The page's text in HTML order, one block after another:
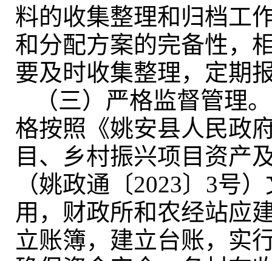
料的收集整理和归档工
和分配方案的完备性，
要及时收集整理，定期
（三）严格监督管理。
格按照《姚安县人民政
目、乡村振兴项目资产
（姚政通〔2023〕3号
用 ， 财政所和农经站应
立账簿， 建立台账，实